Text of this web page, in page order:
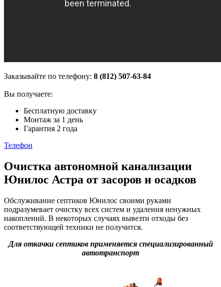
Заказывайте по телефону: 8 (812) 507-63-84
Вы получаете:
Бесплатную доставку
Монтаж за 1 день
Гарантия 2 года
Телефон
Очистка автономной канализации
Юнилос Астра от засоров и осадков
Обслуживание септиков Юнилос своими руками
подразумевает очистку всех систем и удаления ненужных
накоплений. В некоторых случаях вывезти отходы без
соответствующей техники не получится.
Для откачки септиков применяется специализированный
автотранспорт